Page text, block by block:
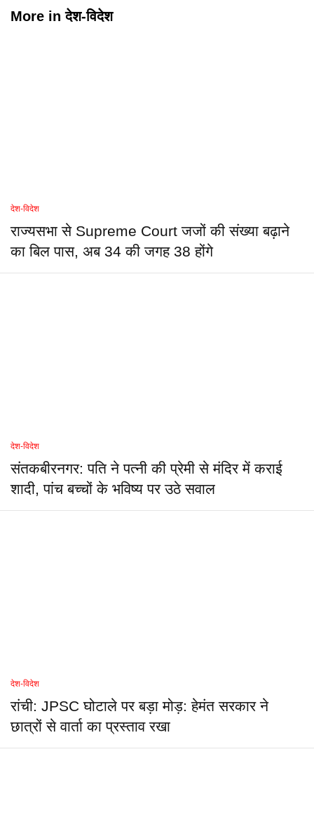
More inदेश-विदेश
देश-विदेश
राज्यसभा से Supreme Court जजों की संख्या बढ़ाने
का बिल पास, अब 34 की जगह 38 होंगे
देश-विदेश
संतकबीरनगर: पति ने पत्नी की प्रेमी से मंदिर में कराई
शादी, पांच बच्चों के भविष्य पर उठे सवाल
देश-विदेश
रांची: JPSC घोटाले पर बड़ा मोड़: हेमंत सरकार ने
छात्रों से वार्ता का प्रस्ताव रखा